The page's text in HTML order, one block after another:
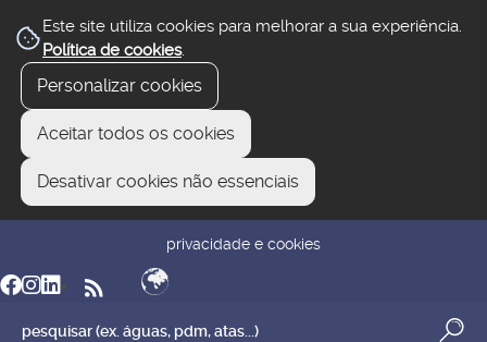
Este site utiliza cookies para melhorar a sua experiência.
Política de cookies.
Personalizar cookies
Aceitar todos os cookies
Desativar cookies não essenciais
privacidade e cookies